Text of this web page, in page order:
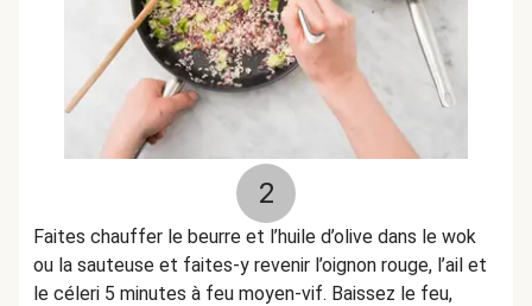
2
Faites chauffer le beurre et l’huile d’olive dans le wok
ou la sauteuse et faites-y revenir l’oignon rouge, l’ail et
le céleri 5 minutes à feu moyen-vif. Baissez le feu,